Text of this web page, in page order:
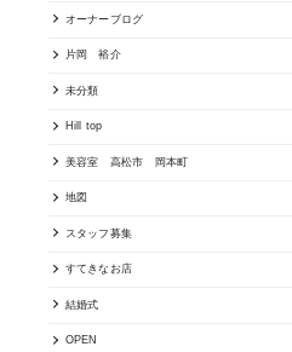
オーナーブログ
片岡 裕介
未分類
Hill top
美容室 高松市 岡本町
地図
スタッフ募集
すてきなお店
結婚式
OPEN